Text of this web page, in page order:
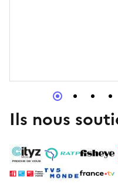
apporteront un
eux-mêmes. Philippe
stagiaire un petit
Explication théorique
Réalisation de tirages /
épreuves
Ils nous